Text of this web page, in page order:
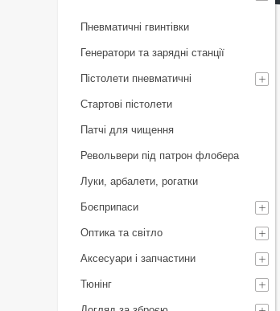
Пневматичні гвинтівки
Генератори та зарядні станції
Пістолети пневматичні
Стартові пістолети
Патчі для чищення
Револьвери під патрон флобера
Луки, арбалети, рогатки
Боєприпаси
Оптика та світло
Аксесуари і запчастини
Тюнінг